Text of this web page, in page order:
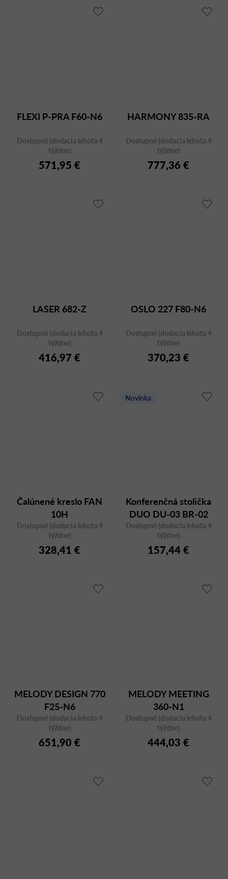
FLEXI P-PRA F60-N6
Dostupné (dodacia lehota 4
týždne)
571,95 €
HARMONY 835-RA
Dostupné (dodacia lehota 4
týždne)
777,36 €
LASER 682-Z
Dostupné (dodacia lehota 4
týždne)
416,97 €
OSLO 227 F80-N6
Dostupné (dodacia lehota 4
týždne)
370,23 €
Čalúnené kreslo FAN
10H
Dostupné (dodacia lehota 4
týždne)
328,41 €
Novinka
Konferenčná stolička
DUO DU-03 BR-02
Dostupné (dodacia lehota 4
týždne)
157,44 €
MELODY DESIGN 770
F25-N6
Dostupné (dodacia lehota 4
týždne)
651,90 €
MELODY MEETING
360-N1
Dostupné (dodacia lehota 4
týždne)
444,03 €